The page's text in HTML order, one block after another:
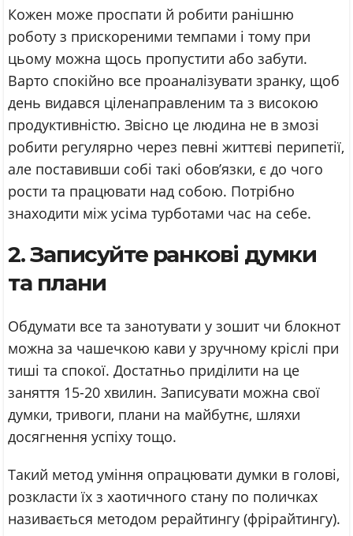
Кожен може проспати й робити ранішню
роботу з прискореними темпами і тому при
цьому можна щось пропустити або забути.
Варто спокійно все проаналізувати зранку, щоб
день видався ціленаправленим та з високою
продуктивністю. Звісно це людина не в змозі
робити регулярно через певні життєві перипетії,
але поставивши собі такі обов’язки, є до чого
рости та працювати над собою. Потрібно
знаходити між усіма турботами час на себе.
2. Записуйте ранкові думки
та плани
Обдумати все та занотувати у зошит чи блокнот
можна за чашечкою кави у зручному кріслі при
тиші та спокої. Достатньо приділити на це
заняття 15-20 хвилин. Записувати можна свої
думки, тривоги, плани на майбутнє, шляхи
досягнення успіху тощо.
Такий метод уміння опрацювати думки в голові,
розкласти їх з хаотичного стану по поличках
називається методом рерайтингу (фрірайтингу).